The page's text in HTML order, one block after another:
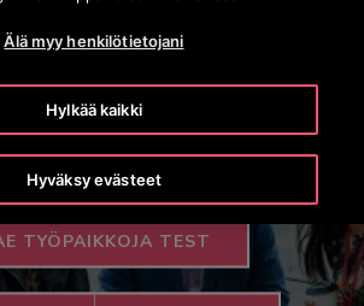
nousujohteinen
jossa yhteistyö, innovointi ja
jokaisen yksilön sekä koko
uusiin korkeuksiin.
TYÖPAIKKOJA TEST
Älä myy henkilötietojani
Hylkää kaikki
Hyväksy evästeet